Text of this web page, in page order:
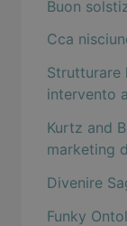
Buon
Cca
Strutturare
intervento
Kurtz and
marketing
Divenire
Funky